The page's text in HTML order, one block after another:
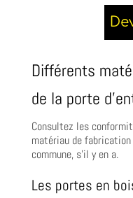
Différents
de la porte
Consultez les
matériau de
commune, s’il y en a.
Les portes en